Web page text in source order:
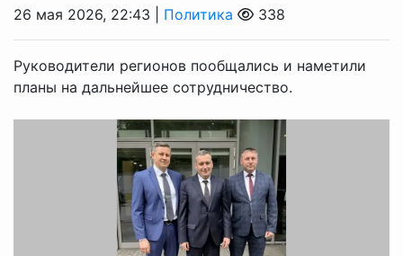
26 мая 2026, 22:43 | Политика 338
Руководители регионов пообщались и наметили
планы на дальнейшее сотрудничество.